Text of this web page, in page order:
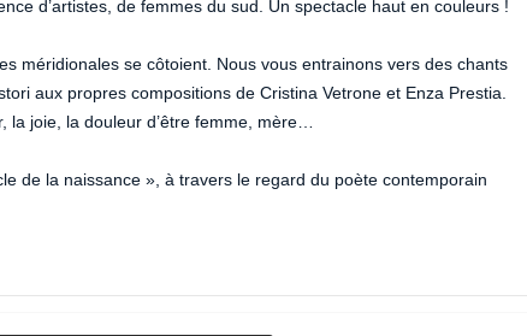
d’artistes, de femmes du sud. Un spectacle haut en couleurs !
méridionales se côtoient. Nous vous entrainons vers des chants
aux propres compositions de Cristina Vetrone et Enza Prestia.
la joie, la douleur d’être femme, mère…
de la naissance », à travers le regard du poète contemporain